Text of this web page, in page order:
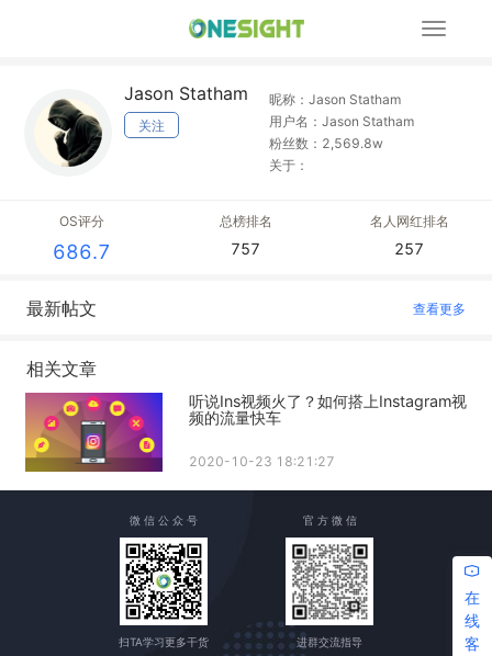
展
Jason Statham
关注
昵称：Jason Statham
用户名：Jason Statham
粉丝数：2,569.8w
关于：
OS评分
686.7
总榜排名
757
名人网红排名
257
最新帖文 查看更多
相关文章
听说Ins视频火了？如何搭上Instagram视
频的流量快车
2020-10-23 18:21:27
在
线
客
微 信 公 众 号
扫TA学习更多干货
官 方 微 信
进群交流指导